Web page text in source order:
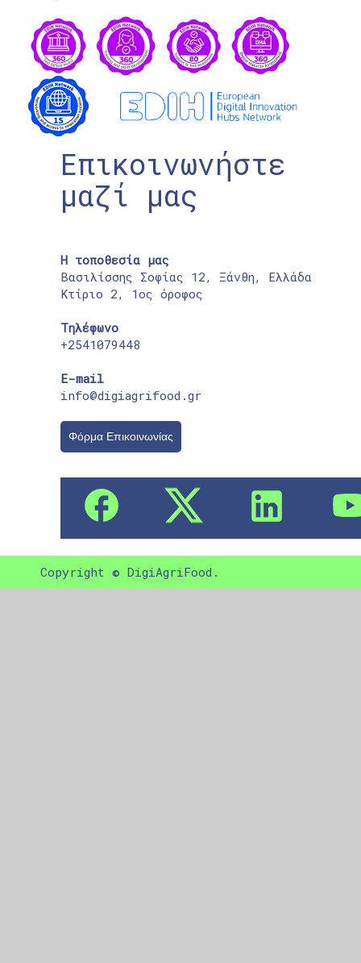
Επικοινωνήστε
μαζί μας
Η τοποθεσία μας
Βασιλίσσης Σοφίας 12, Ξάνθη, Ελλάδα
Κτίριο 2, 1ος όροφος
Τηλέφωνο
+2541079448
E-mail
info@digiagrifood.gr
Φόρμα Επικοινωνίας
Copyright © DigiAgriFood.